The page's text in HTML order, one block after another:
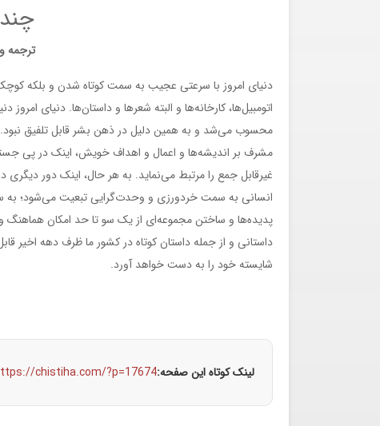
ترجمه
دنیای امروز با سرعتی عجیب به سمت کوتاه شدن و بلکه
اتومبیل‌ها، کارخانه‌ها و البته شعرها و داستان‌ها. دنیای
محسوب می‌شد و به همین دلیل در ذهن بشر قابل تلفیق نبود.
مشرف بر اندیشه‌ها و اعمال و اهداف خویش، اینک در پی
غیر‌قابل جمع را مرتبط می‌نماید. به هر حال، اینک دور
انسانی به سمت خردورزی و وحدت‌گرایی تبعیت می‌شود؛ به
پدیده‌ها و ساختن مجموعه‌ای از یک سو تا حد امکان هماهنگ
داستانی و از جمله داستان کوتاه در کشور ما ظرف دهه اخیر
شایسته خود را به دست خواهد آورد.
لینک کوتاه این صفحه:chistiha.com/?p=17674